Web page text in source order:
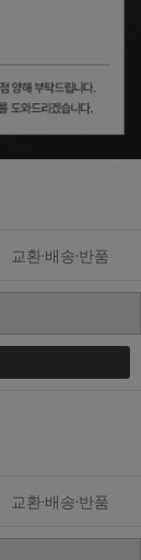
교환·배송·반품
교환·배송·반품